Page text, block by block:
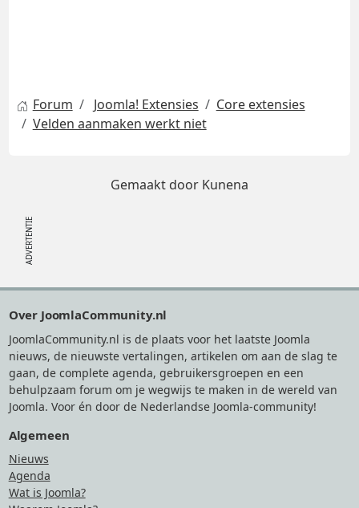
Forum Joomla! Extensies
Core extensies
Velden aanmaken werkt niet
Gemaakt door Kunena
Over JoomlaCommunity.nl
JoomlaCommunity.nl is de plaats voor het laatste Joomla
nieuws, de nieuwste vertalingen, artikelen om aan de slag te
gaan, de complete agenda, gebruikersgroepen en een
behulpzaam forum om je wegwijs te maken in de wereld van
Joomla. Voor én door de Nederlandse Joomla-community!
Algemeen
Nieuws
Agenda
Wat is Joomla?